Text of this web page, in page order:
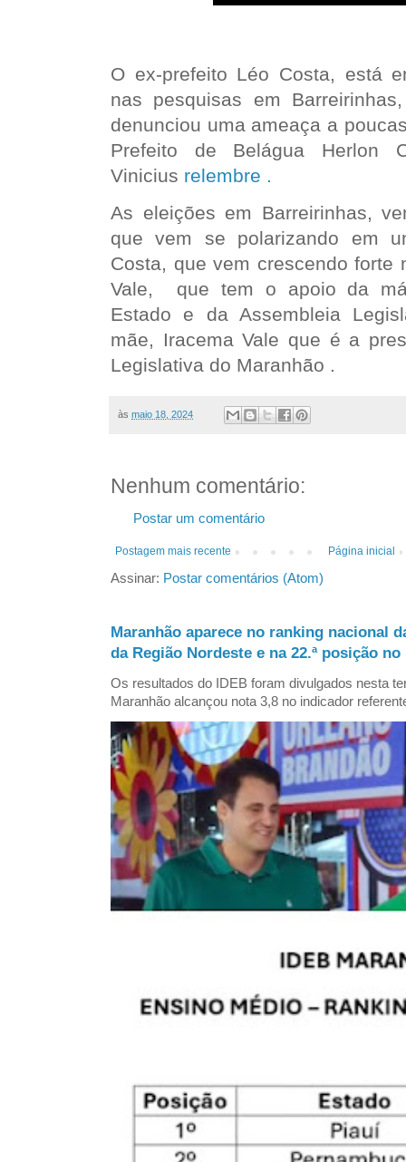
O ex-prefeito Léo Costa, está
nas pesquisas em
denunciou uma ameaça a
Prefeito de Belágua
Vinicius relembre .
As eleições em Barreirinhas,
que vem se polarizando em
Costa, que vem crescendo forte
Vale, que tem o apoio da
Estado e da Assembleia
mãe, Iracema Vale que é a
Legislativa do Maranhão .
às maio 18, 2024
Nenhum comentário:
Postar um comentário
Postagem mais recente Página inicial
Assinar: Postar comentários (Atom)
Maranhão aparece no ranking nacional
da Região Nordeste e na 22.ª posição
Os resultados do IDEB foram divulgados nesta
Maranhão alcançou nota 3,8 no indicador